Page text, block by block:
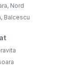
Nord
Balcescu